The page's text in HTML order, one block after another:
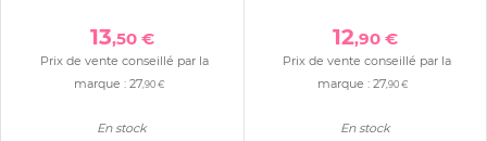
13,50 €
Prix de vente conseillé par la
marque :27,90 €
En stock
12,90 €
Prix de vente conseillé par la
marque : 27,90 €
En stock